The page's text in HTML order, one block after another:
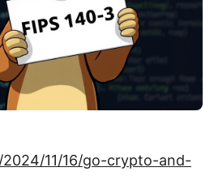
11/16/go-crypto-and-